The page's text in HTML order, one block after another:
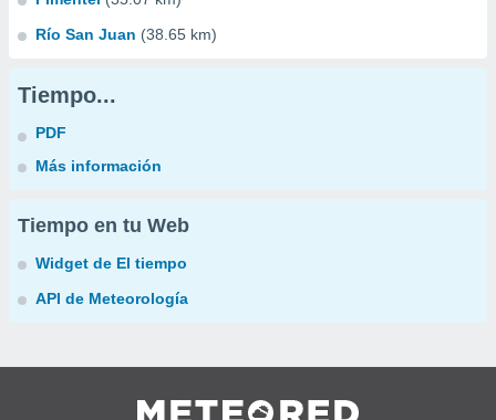
Río San Juan (38.65 km)
Tiempo...
PDF
Más información
Tiempo en tu Web
Widget de El tiempo
API de Meteorología